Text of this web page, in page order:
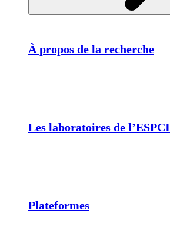
À propos de la recherche
Les laboratoires de l’ESPCI
Plateformes